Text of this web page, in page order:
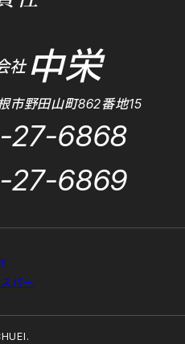
社中栄
市野田山町862番地15
27-6868
27-6869
パー